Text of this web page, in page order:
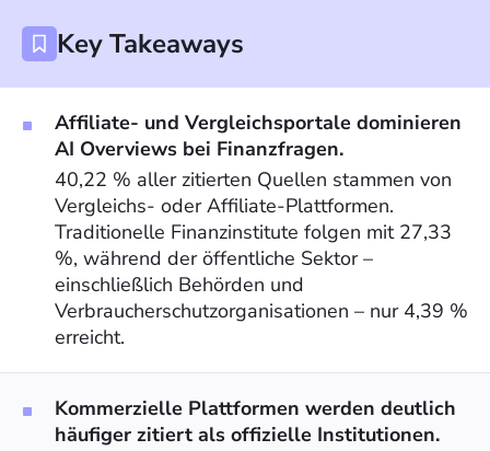
Key Takeaways
Affiliate- und Vergleichsportale dominieren
AI Overviews bei Finanzfragen.
40,22 % aller zitierten Quellen stammen von
Vergleichs- oder Affiliate-Plattformen.
Traditionelle Finanzinstitute folgen mit 27,33
%, während der öffentliche Sektor –
einschließlich Behörden und
Verbraucherschutzorganisationen – nur 4,39 %
erreicht.
Kommerzielle Plattformen werden deutlich
häufiger zitiert als offizielle Institutionen.